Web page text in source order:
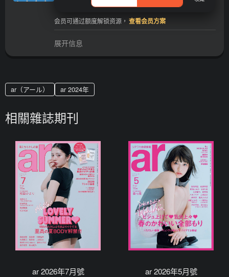
会员可通过额度解锁资源， 查看会员方案
展开信息
ar（アール） ar 2024年
相關雜誌期刊
ar 2026年7月號 ar 2026年5月號